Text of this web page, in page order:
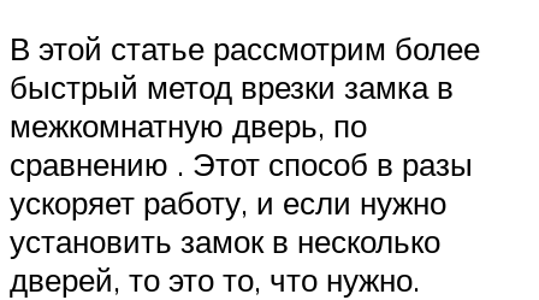
В этой статье рассмотрим более
быстрый метод врезки замка в
межкомнатную дверь, по
сравнению . Этот способ в разы
ускоряет работу, и если нужно
установить замок в несколько
дверей, то это то, что нужно.